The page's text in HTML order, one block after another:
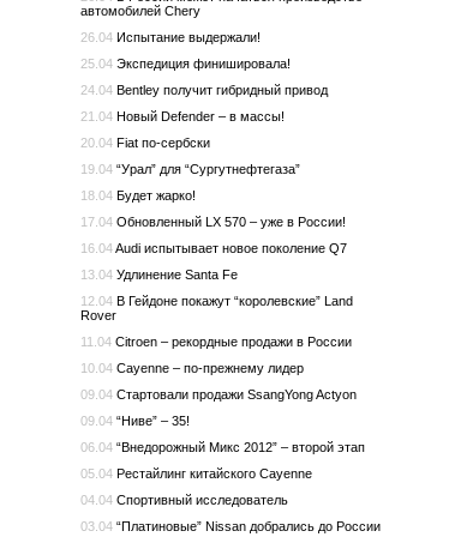
автомобилей Chery
26.04 Испытание выдержали!
25.04 Экспедиция финишировала!
24.04 Bentley получит гибридный привод
21.04 Новый Defender – в массы!
20.04 Fiat по-сербски
19.04 “Урал” для “Сургутнефтегаза”
18.04 Будет жарко!
17.04 Обновленный LX 570 – уже в России!
16.04Audi испытывает новое поколение Q7
13.04 Удлинение Santa Fe
12.04 В Гейдоне покажут “королевские” Land
Rover
11.04 Citroen – рекордные продажи в России
10.04 Cayenne – по-прежнему лидер
09.04 Стартовали продажи SsangYong Actyon
09.04 “Ниве” – 35!
06.04 “Внедорожный Микс 2012” – второй этап
05.04 Рестайлинг китайского Cayenne
04.04 Спортивный исследователь
03.04 “Платиновые” Nissan добрались до России